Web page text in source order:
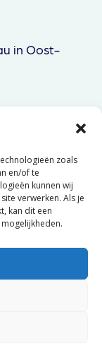
zoals
en/of te
kunnen wij
verwerken. Als je
kan dit een
in Oost-